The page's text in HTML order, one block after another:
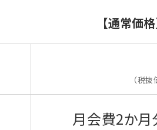
【通常価格
（税
月会費2か月